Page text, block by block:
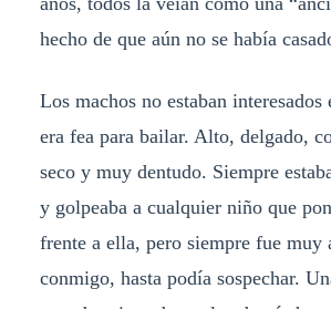
hecho de que aún no se había
Los machos no estaban interesados
era fea para bailar. Alto, delgado,
seco y muy dentudo. Siempre
y golpeaba a cualquier niño que
frente a ella, pero siempre fue muy
conmigo, hasta podía sospechar.